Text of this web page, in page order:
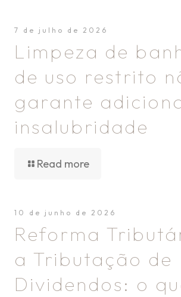
7 de julho de 2026
Limpeza de
de uso restrito
garante
insalubridade
Read more
10 de junho de 2026
Reforma
a Tributação de
Dividendos: o